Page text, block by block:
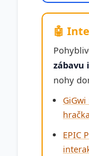
🤖
zábavu
nohy
hračka
EPIC